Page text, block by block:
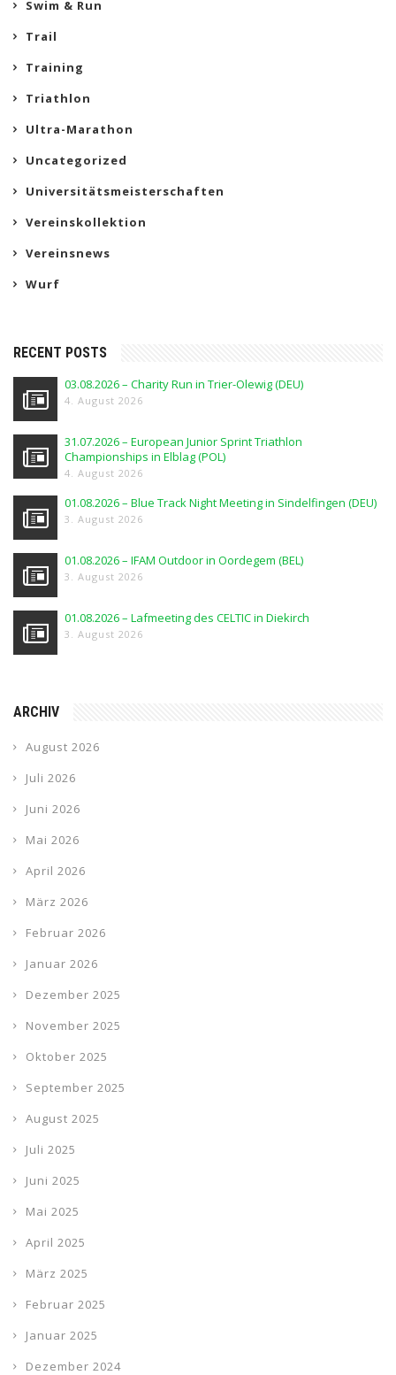
Swim & Run
Trail
Training
Triathlon
Ultra-Marathon
Uncategorized
Universitätsmeisterschaften
Vereinskollektion
Vereinsnews
Wurf
RECENT POSTS
03.08.2026 – Charity Run in Trier-Olewig (DEU)
4. August 2026
31.07.2026 – European Junior Sprint Triathlon
Championships in Elblag (POL)
4. August 2026
01.08.2026 – Blue Track Night Meeting in Sindelfingen (DEU)
3. August 2026
01.08.2026 – IFAM Outdoor in Oordegem (BEL)
3. August 2026
01.08.2026 – Lafmeeting des CELTIC in Diekirch
3. August 2026
ARCHIV
August 2026
Juli 2026
Juni 2026
Mai 2026
April 2026
März 2026
Februar 2026
Januar 2026
Dezember 2025
November 2025
Oktober 2025
September 2025
August 2025
Juli 2025
Juni 2025
Mai 2025
April 2025
März 2025
Februar 2025
Januar 2025
Dezember 2024